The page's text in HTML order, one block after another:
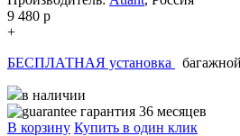
9 480 p
+
БЕСПЛАТНАЯ установка
в наличии
гарантия 36 месяцев
В корзину Купить в один клик